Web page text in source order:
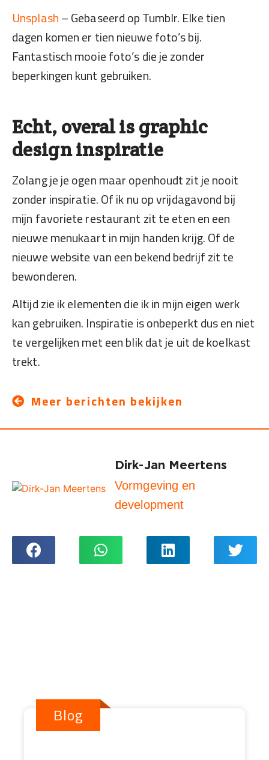
Unsplash– Gebaseerd op Tumblr. Elke tien
dagen komen er tien nieuwe foto’s bij.
Fantastisch mooie foto’s die je zonder
beperkingen kunt gebruiken.
Echt, overal is graphic
design inspiratie
Zolang je je ogen maar openhoudt zit je nooit
zonder inspiratie. Of ik nu op vrijdagavond bij
mijn favoriete restaurant zit te eten en een
nieuwe menukaart in mijn handen krijg. Of de
nieuwe website van een bekend bedrijf zit te
bewonderen.
Altijd zie ik elementen die ik in mijn eigen werk
kan gebruiken. Inspiratie is onbeperkt dus en niet
te vergelijken met een blik dat je uit de koelkast
trekt.
Meer berichten bekijken
Dirk-Jan Meertens
Vormgeving en
development
Blog